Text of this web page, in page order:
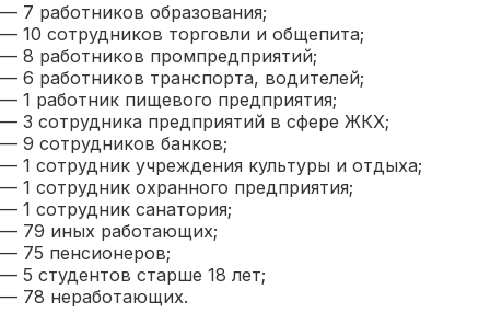
— 7 работников образования;
— 10 сотрудников торговли и общепита;
— 8 работников промпредприятий;
— 6 работников транспорта, водителей;
— 1 работник пищевого предприятия;
— 3 сотрудника предприятий в сфере ЖКХ;
— 9 сотрудников банков;
— 1 сотрудник учреждения культуры и отдыха;
— 1 сотрудник охранного предприятия;
— 1 сотрудник санатория;
— 79 иных работающих;
— 75 пенсионеров;
— 5 студентов старше 18 лет;
— 78 неработающих.